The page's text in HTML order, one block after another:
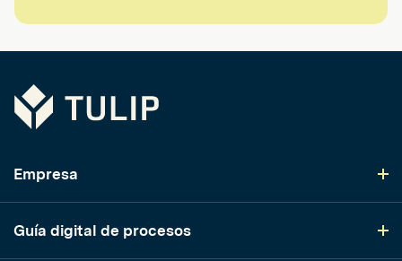
Tulip
Empresa
Guía digital de procesos